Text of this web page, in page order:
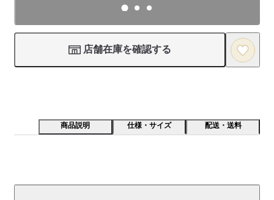
店舗在庫を確認する
商品説明 仕様・サイズ 配送・送料